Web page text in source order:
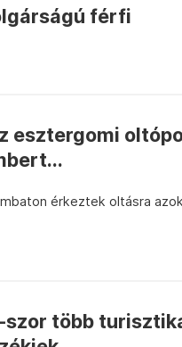
férfi
esztergomi
érkeztek oltásra
szor több